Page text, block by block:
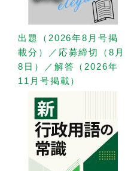
出題（2026年8月号掲
載分）／応募締切（8月
8日）／解答（2026年
11月号掲載）